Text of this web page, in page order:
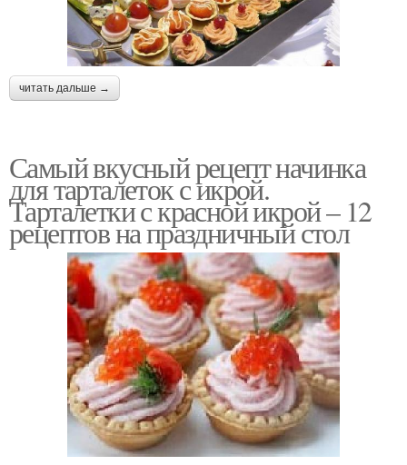
читать дальше →
Самый вкусный рецепт начинка
для тарталеток с икрой.
Тарталетки с красной икрой – 12
рецептов на праздничный стол